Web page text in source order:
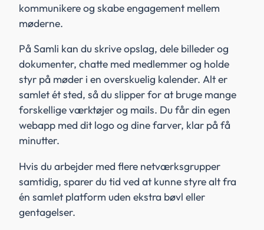
kommunikere og skabe engagement mellem
møderne.
På Samli kan du skrive opslag, dele billeder og
dokumenter, chatte med medlemmer og holde
styr på møder i en overskuelig kalender. Alt er
samlet ét sted, så du slipper for at bruge mange
forskellige værktøjer og mails. Du får din egen
webapp med dit logo og dine farver, klar på få
minutter.
Hvis du arbejder med flere netværksgrupper
samtidig, sparer du tid ved at kunne styre alt fra
én samlet platform uden ekstra bøvl eller
gentagelser.